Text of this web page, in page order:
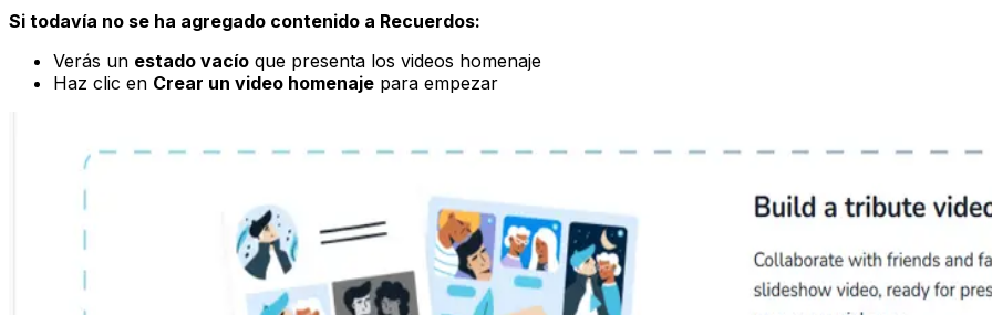
Si todavía no se ha agregado contenido a Recuerdos:
Verás un estado vacío que presenta los videos homenaje
Haz clic en Crear un video homenaje para empezar